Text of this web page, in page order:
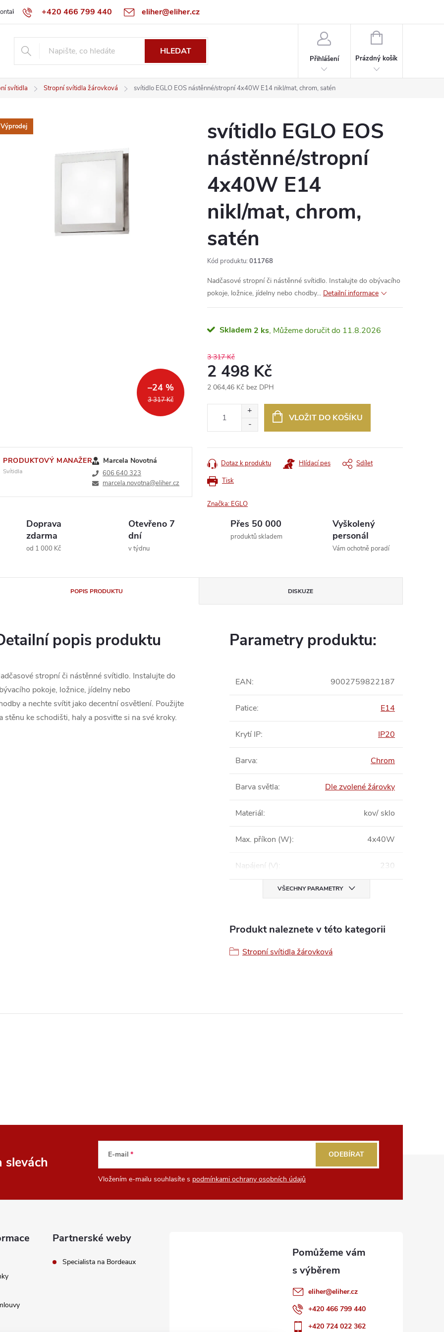
+420 466 799 440 eliher@eliher.cz
Obchodní podmínky Reklamační řád Specialista na Bordeaux
HLEDAT
Přihlášení
NÁKUPNÍ
Prázdný košík
svítidla Stropní svítidla žárovková svítidlo EGLO EOS nástěnné/stropní 4x40W E14 nikl/mat, chrom, satén
Výprodej
3 317 Kč
–24 %
PRODUKTOVÝ MANAŽER
Svítidla
Marcela Novotná
606 640 323
marcela.novotna@eliher.cz
svítidlo EGLO EOS
nástěnné/stropní
4x40W E14
nikl/mat, chrom,
satén
Kód produktu: 011768
Nadčasové stropní či nástěnné svítidlo. Instalujte do obývacího
pokoje, ložnice, jídelny nebo chodby... Detailní informace
Skladem 2 ks 11.8.2026
3 317 Kč
2 498 Kč
2 064,46 Kč bez DPH
VLOŽIT DO KOŠÍKU
Tisk
Dotaz k produktu Hlídací pes Sdílet
Značka: EGLO
Doprava
zdarma
od 1 000 Kč
Otevřeno 7
dní
v týdnu
Přes 50 000
produktů skladem
Vyškolený
personál
Vám ochotně poradí
POPIS PRODUKTU DISKUZE
popis produktu
stropní či nástěnné svítidlo. Instalujte do
pokoje, ložnice, jídelny nebo
a nechte svítit jako decentní osvětlení. Použijte
stěnu ke schodišti, haly a posviťte si na své kroky.
Parametry produktu:
EAN: 9002759822187
Patice: E14
Krytí IP: IP20
Barva: Chrom
Barva světla: Dle zvolené žárovky
Materiál: kov/ sklo
Max. příkon (W): 4x40W
Napájení (V): 230
VŠECHNY PARAMETRY
Produkt naleznete v této kategorii
Stropní svítidla žárovková
slevách E-mail
Vložením e-mailu souhlasíte s podmínkami ochrany osobních údajů
ODEBÍRAT
Partnerské weby
Specialista na Bordeaux
eliher@eliher.cz
+420 466 799 440
+420 724 022 362